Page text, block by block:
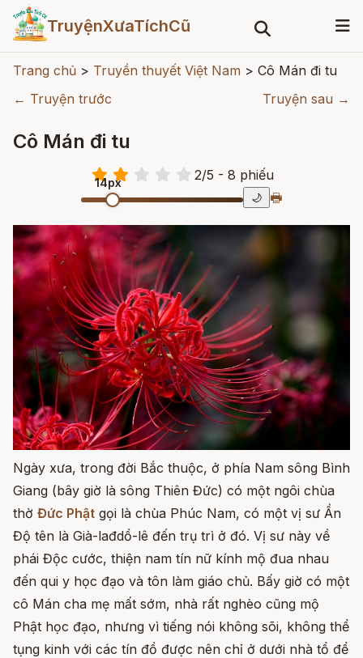
TruyệnXưaTíchCũ
Trang chủ > Truyền thuyết Việt Nam > Cô Mán đi tu
← Truyện trước
Truyện sau →
Cô Mán đi tu
2/5 - 8 phiếu
14px
🌙 🖶
Ngày xưa, trong đời Bắc thuộc, ở phía Nam sông Bình
Giang (bây giờ là sông Thiên Đức) có một ngôi chùa
thờ Đức Phật gọi là chùa Phúc Nam, có một vị sư Ần
Độ tên là Già-lađdồ-lê đến trụ trì ở đó. Vị sư này về
phái Độc cước, thiện nam tín nữ kính mộ đua nhau
đến qui y học đạo và tôn làm giáo chủ. Bấy giờ có một
cô Mán cha mẹ mất sớm, nhà rất nghèo cũng mộ
Phật học đạo, nhưng vì tiếng nói không sõi, không thể
tụng kinh với các tín đồ được nên chỉ ở dưới nhà tổ để